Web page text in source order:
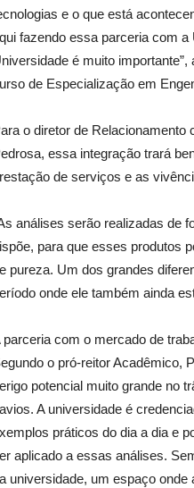
e o que está
fazendo essa parceria com
é muito
de Especialização em
o diretor de
essa integração trará
de serviços e as
análises serão realizadas de
para que esses produtos
pureza. Um dos grandes
onde ele também ainda
parceria com o mercado de
o pró-reitor Acadêmico,
potencial muito grande no
A universidade é
práticos do dia a dia e
aplicado a essas análises.
universidade, um espaço